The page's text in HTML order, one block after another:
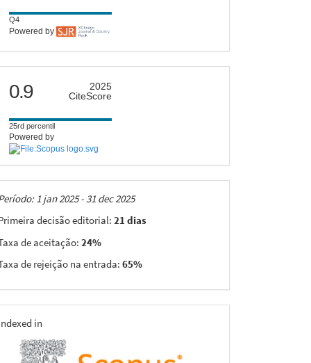
Q4
Powered by
citescore
0.9
2025
CiteScore
25rd percentil
Powered by
1 jan 2025 - 31 dec 2025
decisão editorial: 21 dias
de aceitação: 24%
de rejeição na entrada: 65%
in